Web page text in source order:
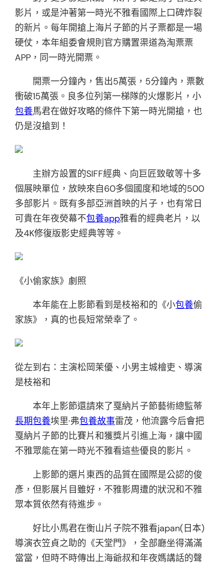
影片，或是沖著第一時光不雅看國際上口碑炸裂
的新片。每年開搶上海片子節的片子票都是一場
硬仗，本年組委會規則官方購置渠道為淘票票
APP，同一時光開票。
開票一分鐘內，售出5萬張，5分鐘內，票數
衝破15萬張。良多位列第一梯隊的火爆影片，小
包養馬君在做好攻略的條件下第一時光開搶，也
仍是沒搶到！
主辦方設置的SIFF經典、向巨匠致敬等十多
個展映單位，放映來自60多個國度和地域的500
多部影片。既有多部亞洲首映的片子，也有常日
可貴在年夜熒幕不包養app雅看的經典老片，以
及4K修復版影史經典等等。
《小偷家族》劇照
本年能在上影節看到是枝裕和的《小包養偷
家族》，真的也長短常榮幸了。
從左到右：主演松岡茉優、小男主城檜吏、導演
是枝裕和
本年上影節還請來了戛納片子節藝術總監蒂
長期包養埃里·弗包養故事雷茂，他流露今后會把
戛納片子節的比賽片和獲獎片引進上海，讓中國
不雅眾能在第一時光不雅看這些優良的影片。
上影節的選片東西的品質在國際是公認的俊
彥，但影展片目雖好，不雅影周遭的狀況和不雅
眾本質依然有待進步。
好比小馬君在衡山片子院不雅看japan(日本)
導演衣笠貞之助的《天堂門》，全部廳坐得滿滿
當當，但時不時傳出上海爺叔和年夜媽講話的聲